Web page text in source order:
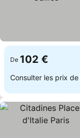
De 102 €
Consulter les prix de